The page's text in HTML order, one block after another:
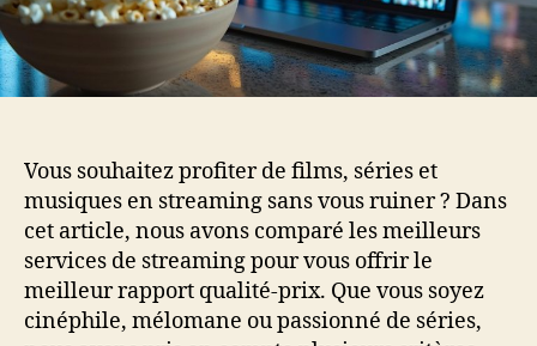
Vous souhaitez profiter de films, séries et
musiques en streaming sans vous ruiner ? Dans
cet article, nous avons comparé les meilleurs
services de streaming pour vous offrir le
meilleur rapport qualité-prix. Que vous soyez
cinéphile, mélomane ou passionné de séries,